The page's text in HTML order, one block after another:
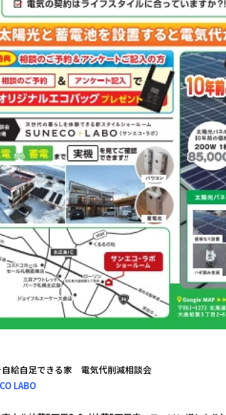
自給自足できる家 電気代削減相談会
LABO